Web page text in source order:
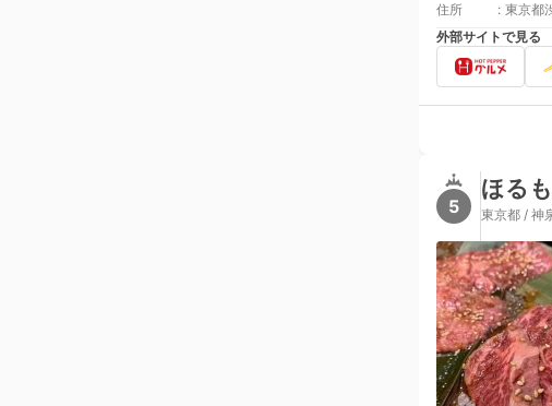
住所 : 東京都
外部サイトで見る
5
ほる
東京都 / 神